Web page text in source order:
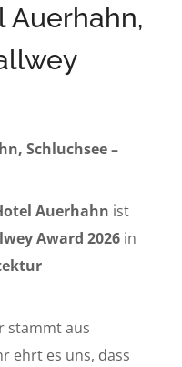
Auerhahn,
Schluchsee –
Auerhahn ist
Award 2026in
stammt aus
ehrt es uns, dass